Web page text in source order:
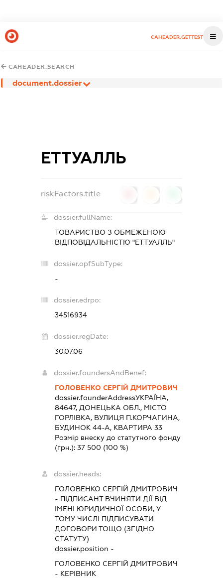
CAHEADER.GETTEST
CAHEADER.SEARCH
document.dossier
ЕТТУАЛЛЬ
riskFactors.title
dossier.fullName:
ТОВАРИСТВО З ОБМЕЖЕНОЮ
ВІДПОВІДАЛЬНІСТЮ "ЕТТУАЛЛЬ"
dossier.opfSubType:
-
dossier.edrpo:
34516934
dossier.regDate:
30.07.06
dossier.foundersAndBenef:
ГОЛОВЕНКО СЕРГІЙ ДМИТРОВИЧ
dossier.founderAddressУКРАЇНА,
84647, ДОНЕЦЬКА ОБЛ., МІСТО
ГОРЛІВКА, ВУЛИЦЯ П.КОРЧАГИНА,
БУДИНОК 44-А, КВАРТИРА 33
Розмір внеску до статутного фонду
(грн.): 37 500 (100 %)
dossier.heads:
ГОЛОВЕНКО СЕРГІЙ ДМИТРОВИЧ
- ПІДПИСАНТВЧИНЯТИ ДІЇ ВІД
ІМЕНІ ЮРИДИЧНОЇ ОСОБИ, У
ТОМУ ЧИСЛІ ПІДПИСУВАТИ
ДОГОВОРИ ТОЩО (ЗГІДНО
СТАТУТУ)
dossier.position -
ГОЛОВЕНКО СЕРГІЙ ДМИТРОВИЧ
- КЕРІВНИК